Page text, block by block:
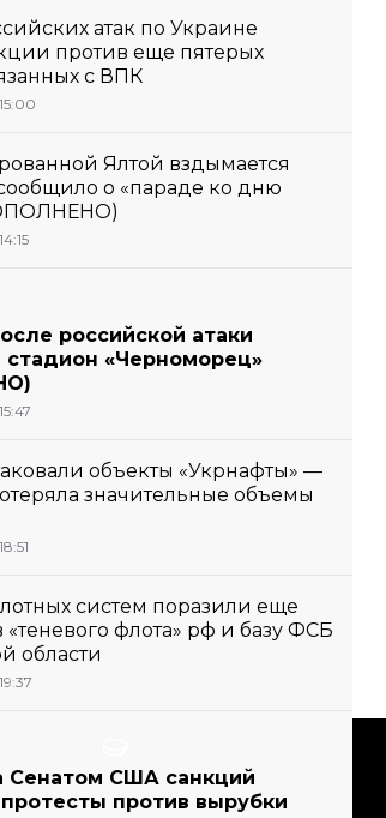
атак по Украине
против еще пятерых
с ВПК
Ялтой вздымается
о «параде ко дню
российской атаки
«Черноморец»
объекты «Укрнафты» —
значительные объемы
систем поразили еще
«теневого флота» рф и базу ФСБ
области
Сенатом США санкций
против вырубки